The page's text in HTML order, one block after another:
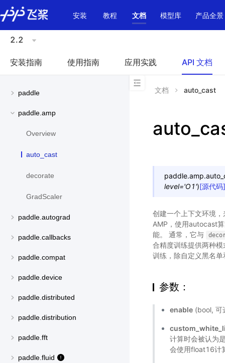
\u200E
安装
教程 文档 模型库 产品全景
2.2
安装指南 使用指南 应用实践 API 文档
paddle
paddle.amp
Overview
auto_cast
decorate
GradScaler
paddle.autograd
paddle.callbacks
paddle.compat
paddle.device
paddle.distributed
paddle.distribution
paddle.fft
paddle.fluid
文档 auto_cast
paddle.amp.
level='O1')[源代码]
创建一个上下文环境
AMP，使用autocast
能。 通常，它与
合精度训练提供两种模
训练，除自定义黑名
参数：
enable (bool, 可
计算时会被认为
会使用float16计